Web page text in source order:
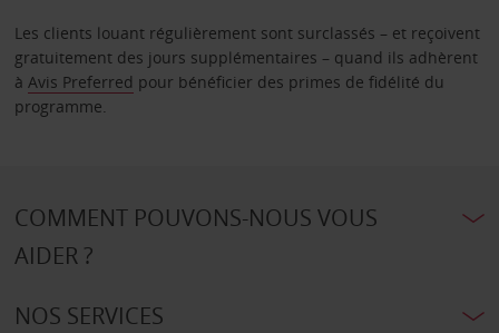
Les clients louant régulièrement sont surclassés – et reçoivent
gratuitement des jours supplémentaires – quand ils adhèrent
à Avis Preferred pour bénéficier des primes de fidélité du
programme.
COMMENT POUVONS-NOUS VOUS
AIDER ?
NOS SERVICES